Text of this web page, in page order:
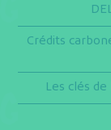
Crédits
Les clés